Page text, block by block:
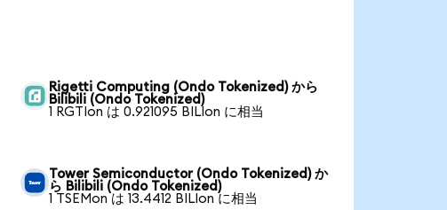
Rigetti Computing (Ondo Tokenized) から
Bilibili (Ondo Tokenized)
1 RGTIon は 0.921095 BILIon に相当
Tower Semiconductor (Ondo Tokenized) か
ら Bilibili (Ondo Tokenized)
1 TSEMon は 13.4412 BILIon に相当